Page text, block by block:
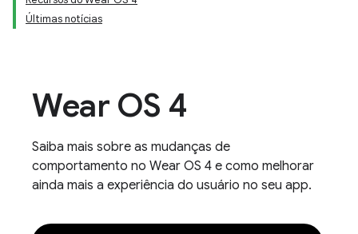
Últimas notícias
Wear OS 4
Saiba mais sobre as mudanças de
comportamento no Wear OS 4 e como melhorar
ainda mais a experiência do usuário no seu app.